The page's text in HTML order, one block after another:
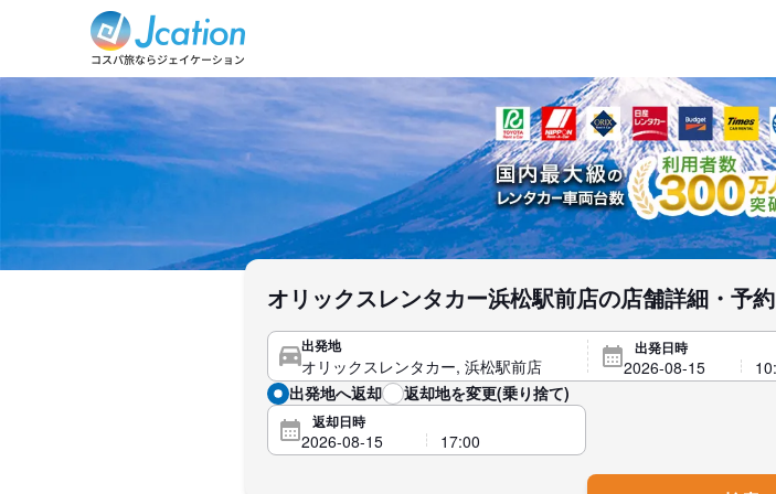
オリックスレンタカー浜松駅前店の店舗詳細・予約
出発地 出発日時
出発地へ返却 返却地を変更(乗り捨て)
返却日時